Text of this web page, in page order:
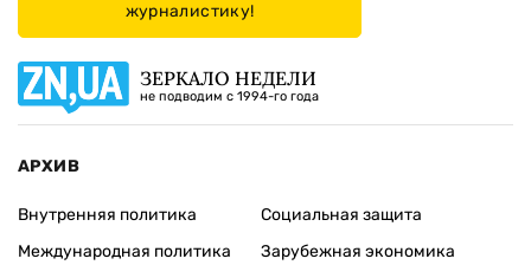
журналистику!
ЗЕРКАЛО НЕДЕЛИ
не подводим с 1994-го года
АРХИВ
Внутренняя политика
Международная политика
Социальная защита
Зарубежная экономика